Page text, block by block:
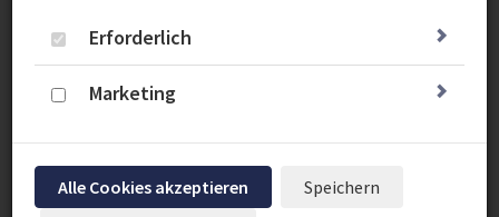
Ein Bluttest reicht aus, um Diabetes Typ 1 bei Kindern
frühzeitig zu erkennen. Ein generelles Screening
würde lediglich 22 Euro pro Kind kosten. Schwere
werden.
Erforderlich
Marketing
Alle Cookies akzeptieren
Speichern